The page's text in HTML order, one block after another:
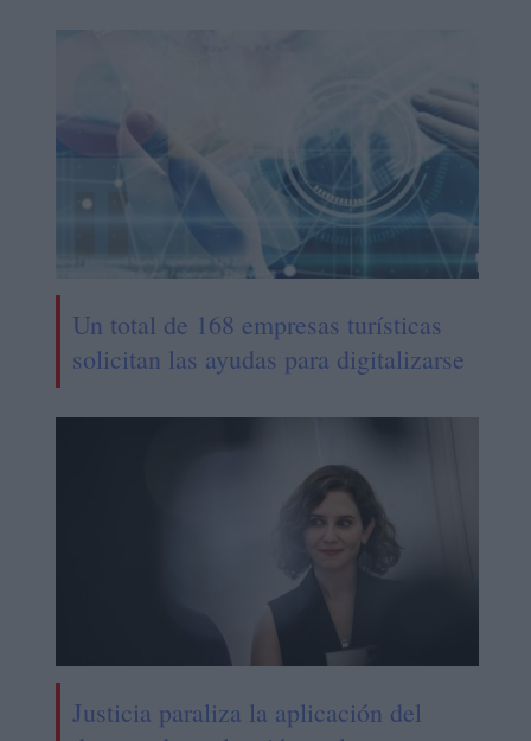
Un total de 168 empresas turísticas
solicitan las ayudas para digitalizarse
Justicia paraliza la aplicación del